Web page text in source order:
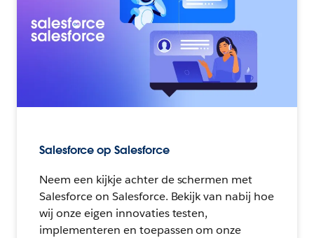
Salesforce op Salesforce
Neem een kijkje achter de schermen met
Salesforce on Salesforce. Bekijk van nabij hoe
wij onze eigen innovaties testen,
implementeren en toepassen om onze